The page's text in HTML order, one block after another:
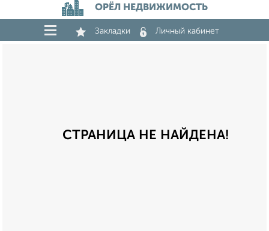
ОРЁЛ НЕДВИЖИМОСТЬ
Закладки Личный кабинет
СТРАНИЦА НЕ НАЙДЕНА!